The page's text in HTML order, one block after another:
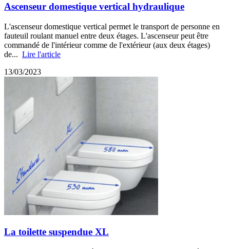
Ascenseur domestique vertical hydraulique
L'ascenseur domestique vertical permet le transport de personne en
fauteuil roulant manuel entre deux étages. L'ascenseur peut être
commandé de l'intérieur comme de l'extérieur (aux deux étages)
de... Lire l'article
13/03/2023
La toilette suspendue XL